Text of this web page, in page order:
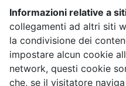
Informazioni relative a
collegamenti ad altri siti
la condivisione dei
impostare alcun cookie
network, questi cookie
che, se il visitatore